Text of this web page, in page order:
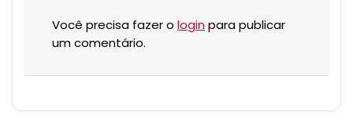
Você precisa fazer o login para publicar
um comentário.